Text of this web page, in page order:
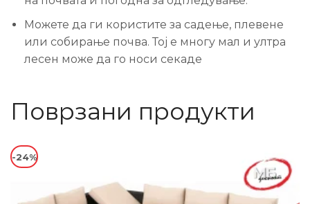
Можете да ги користите за садење, плевене
или собирање почва. Тој е многу мал и ултра
лесен може да го носи секаде
Поврзани продукти
-24%